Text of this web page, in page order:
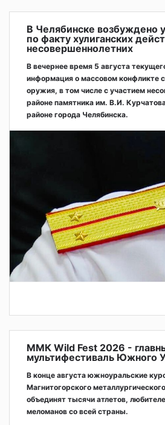
В Челябинске возбуждено
по факту хулиганских
несовершеннолетних
В вечернее время 5 августа
информация о массовом конфликте
оружия, в том числе с участием
районе памятника им. В.И.
районе города Челябинска.
ММК Wild Fest 2026 -
мультифестиваль Южного
В конце августа южноуральские
Магнитогорского
объединят тысячи атлетов,
меломанов со всей страны.